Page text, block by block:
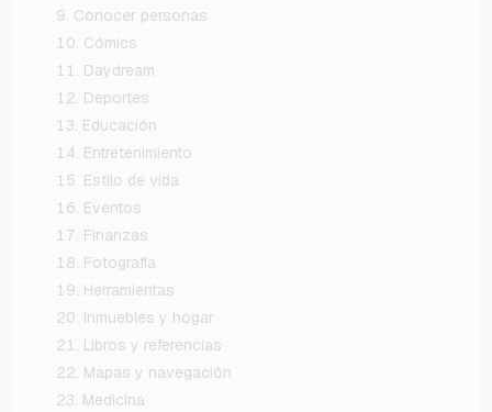
Conocer personas
Cómics
Daydream
Deportes
Educación
Entretenimiento
Estilo de vida
Eventos
Finanzas
Fotografía
Herramientas
Inmuebles y hogar
Libros y referencias
Mapas y navegación
Medicina